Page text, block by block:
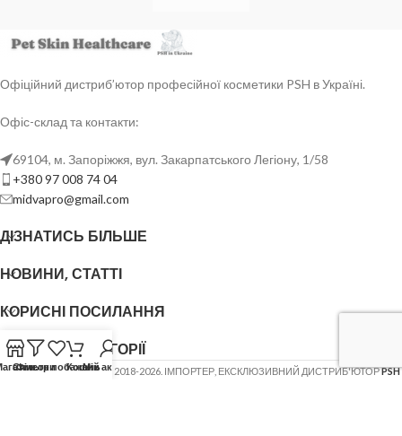
Офіційний дистриб’ютор професійної косметики PSH в Україні.
Офіс-склад та контакти:
69104, м. Запоріжжя, вул. Закарпатського Легіону, 1/58
+380 97 008 74 04
midvapro@gmail.com
ДІЗНАТИСЬ БІЛЬШЕ
НОВИНИ, СТАТТІ
КОРИСНІ ПОСИЛАННЯ
ОСНОВНІ КАТЕГОРІЇ
ФОП ШОВГЕНЮК Ю.В. 2018-2026. ІМПОРТЕР, ЕКСКЛЮЗИВНИЙ ДИСТРИБ'ЮТОРPSH
Фільтри
Список побажань
КошикМій акаунт